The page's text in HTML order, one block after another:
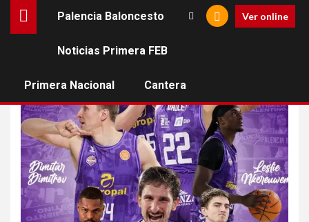
Palencia Baloncesto
Noticias Primera FEB
Primera Nacional Cantera
Ver online